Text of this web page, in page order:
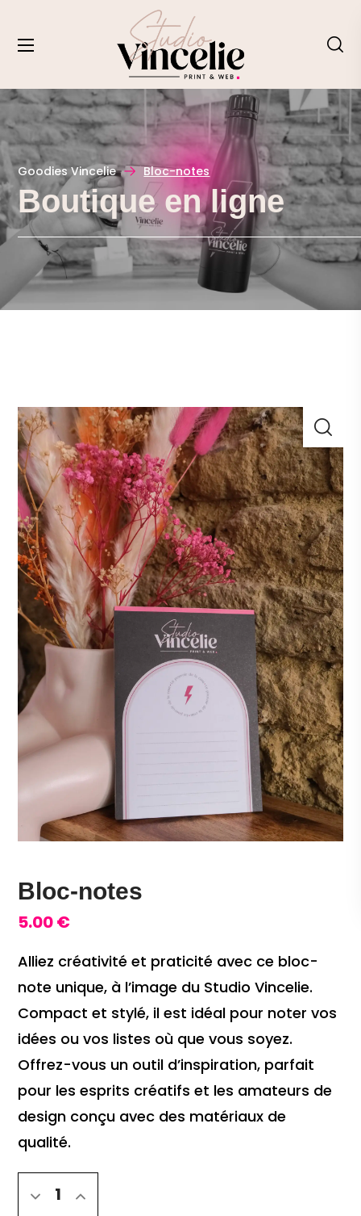
Goodies Vincelie Bloc-notes
Boutique en ligne
Bloc-notes
5.00€
Alliez créativité et praticité avec ce bloc-
note unique, à l’image du Studio Vincelie.
Compact et stylé, il est idéal pour noter vos
idées ou vos listes où que vous soyez.
Offrez-vous un outil d’inspiration, parfait
pour les esprits créatifs et les amateurs de
design conçu avec des matériaux de
qualité.